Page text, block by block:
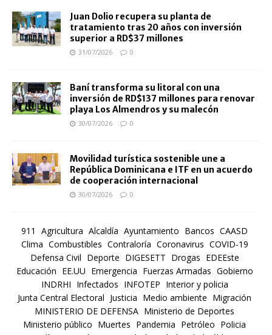
Juan Dolio recupera su planta de
tratamiento tras 20 años con inversión
superior a RD$37 millones
31/07/2026 0
Baní transforma su litoral con una
inversión de RD$137 millones para renovar
playa Los Almendros y su malecón
30/07/2026 0
Movilidad turística sostenible une a
República Dominicana e ITF en un acuerdo
de cooperación internacional
30/07/2026 0
911 Agricultura Alcaldía Ayuntamiento Bancos CAASD
Clima Combustibles Contraloría Coronavirus COVID-19
Defensa Civil Deporte DIGESETT Drogas EDEEste
Educación EE.UU Emergencia Fuerzas Armadas Gobierno
INDRHI Infectados INFOTEP Interior y policia
Junta Central Electoral Justicia Medio ambiente Migración
MINISTERIO DE DEFENSA Ministerio de Deportes
Ministerio público Muertes Pandemia Petróleo Policia